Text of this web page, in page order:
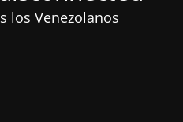
los Venezolanos